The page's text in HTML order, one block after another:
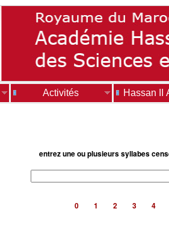
Activités Hassan II
entrez une ou plusieurs syllabes
0 1 2 3 4